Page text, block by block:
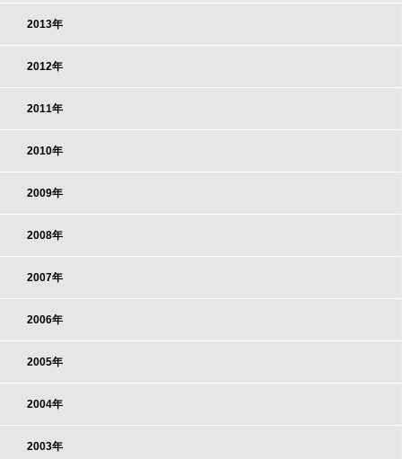
2013年
2012年
2011年
2010年
2009年
2008年
2007年
2006年
2005年
2004年
2003年